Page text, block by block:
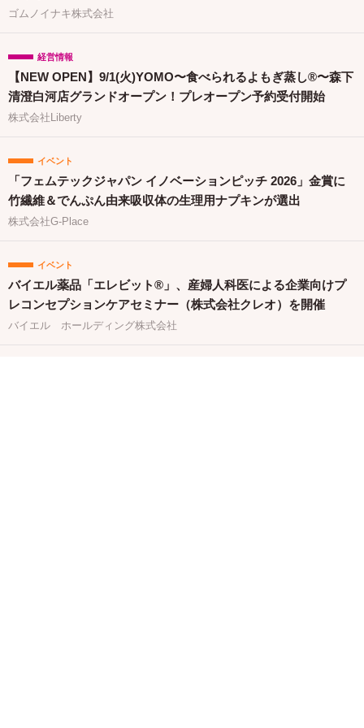
ゴムノイナキ株式会社
経営情報
【NEW OPEN】9/1(火)YOMO〜食べられるよもぎ蒸し®〜森下
清澄白河店グランドオープン！プレオープン予約受付開始
株式会社Liberty
イベント
「フェムテックジャパン イノベーションピッチ 2026」金賞に
竹繊維＆でんぷん由来吸収体の生理用ナプキンが選出
株式会社G-Place
イベント
バイエル薬品「エレビット®」、産婦人科医による企業向けプ
レコンセプションケアセミナー（株式会社クレオ）を開催
バイエル ホールディング株式会社